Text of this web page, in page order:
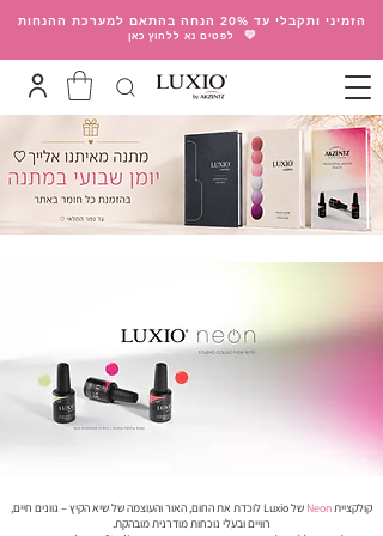
הזמיני ותקבלי עד 20% הנחה בהתאם למערכת ההנחות
💛
לפטים נא ללחוץ כאן
קולקצייתNeon
של Luxio לוכדת את החום, האור והעוצמה של שיא הקיץ – גוונים חיים,
רוויים ובעלי נוכחות מודרנית מובהקת.